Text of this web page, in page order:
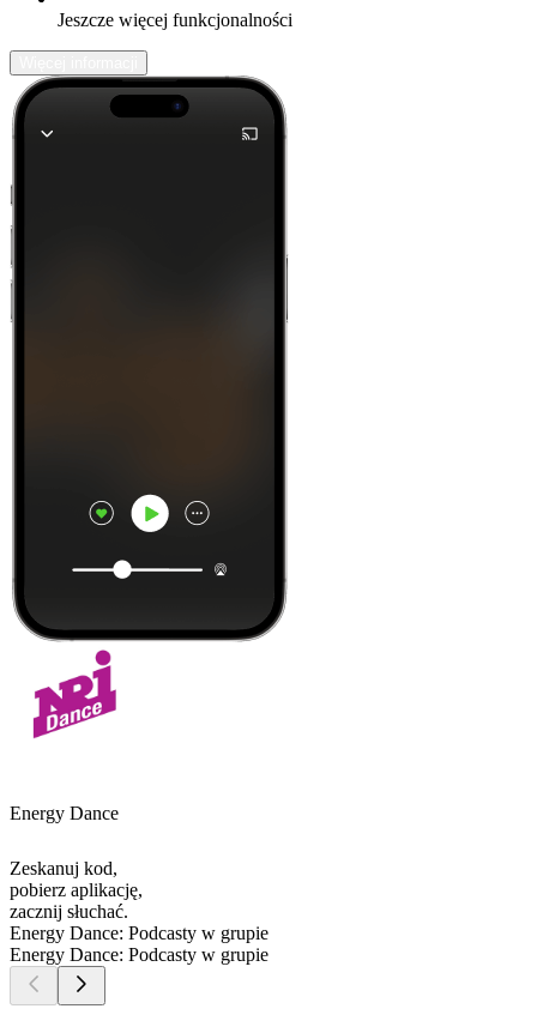
Jeszcze więcej funkcjonalności
Energy Dance
Zeskanuj kod,
pobierz aplikację,
zacznij słuchać.
Energy Dance: Podcasty w grupie
Energy Dance: Podcasty w grupie